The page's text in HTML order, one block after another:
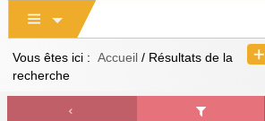
Vous êtes ici : Accueil / Résultats de la
recherche